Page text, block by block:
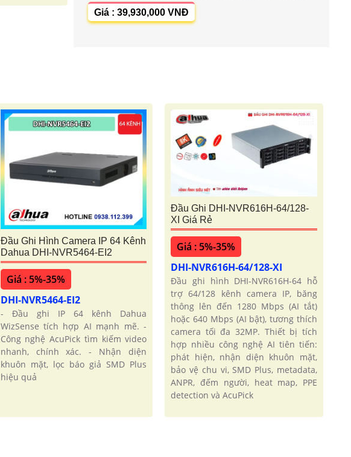
Giá : 39,930,000 VNĐ
Đầu Ghi Hình Camera IP 64 Kênh
Dahua DHI-NVR5464-EI2
Giá : 5%-35%
DHI-NVR5464-EI2
- Đầu ghi IP 64 kênh Dahua
WizSense tích hợp AI mạnh mẽ. -
Công nghệ AcuPick tìm kiếm video
nhanh, chính xác. - Nhận diện
khuôn mặt, lọc báo giả SMD Plus
hiệu quả
Đầu Ghi DHI-NVR616H-64/128-
XI Giá Rẻ
Giá : 5%-35%
DHI-NVR616H-64/128-XI
Đầu ghi hình DHI-NVR616H-64 hỗ
trợ 64/128 kênh camera IP, băng
thông lên đến 1280 Mbps (AI tắt)
hoặc 640 Mbps (AI bật), tương thích
camera tối đa 32MP. Thiết bị tích
hợp nhiều công nghệ AI tiên tiến:
phát hiện, nhận diện khuôn mặt,
bảo vệ chu vi, SMD Plus, metadata,
ANPR, đếm người, heat map, PPE
detection và AcuPick